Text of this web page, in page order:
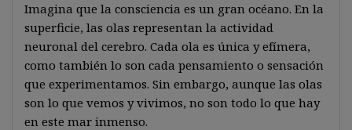
Imagina que la consciencia es un gran océano. En la
superficie, las olas representan la actividad
neuronal del cerebro. Cada ola es única y efímera,
como también lo son cada pensamiento o sensación
que experimentamos. Sin embargo, aunque las olas
son lo que vemos y vivimos, no son todo lo que hay
en este mar inmenso.